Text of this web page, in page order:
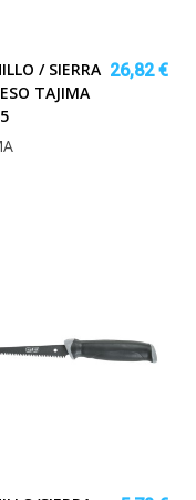
/ SIERRA
TAJIMA
26,82 €